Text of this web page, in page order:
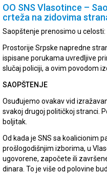
OO SNS Vlasotince –
crteža na zidovima
Saopštenje prenosimo u celosti:
Prostorije Srpske napredne
ispisane porukama uvredljive
slučaj policiji, a ovim povodom
SAOPŠTENJE
Osuđujemo ovakav vid
svakoj drugoj političkoj stranci.
boljitak.
Od kada je SNS sa koalicionim
prošlogodišnjim izborima, u
ugovorene, započete ili
dinara. To je više od polovine